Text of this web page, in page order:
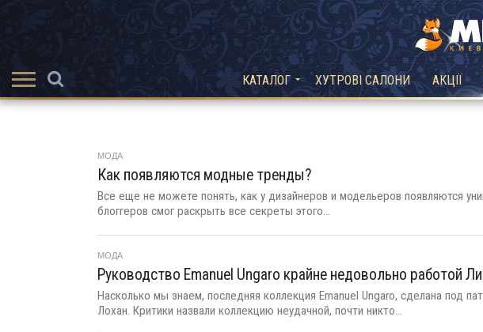
КАТАЛОГ ХУТРОВІ САЛОНИ АКЦІЇ
МОДА
Как появляются модные тренды?
Все еще не можете понять, как у дизайнеров и модельеров появляются
блоггеров смог раскрыть все секреты этого...
МОДА
Руководство Emanuel Ungaro крайне недовольно работой
Насколько мы знаем, последняя коллекция Emanuel Ungaro, сделана под
Лохан. Критики назвали коллекцию неудачной, почти никто...